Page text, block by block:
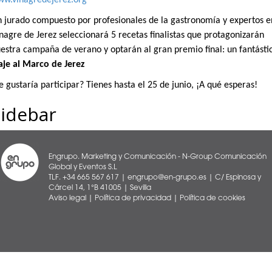
jurado compuesto por profesionales de la gastronomía y expertos
de Jerez seleccionará 5 recetas finalistas que protagonizarán
campaña de verano y optarán al gran premio final: un
al Marco de Jerez
gustaría participar? Tienes hasta el 25 de junio, ¡A qué esperas!
Engrupo. Marketing y Comunicación - N-Group Comunicación
Global y Eventos S.L
TLF. +34 665 567 617 | engrupo@en-grupo.es | C/ Espinosa y
Cárcel 14, 1°B 41005 | Sevilla
Aviso legal
Política de privacidad Política de cookies